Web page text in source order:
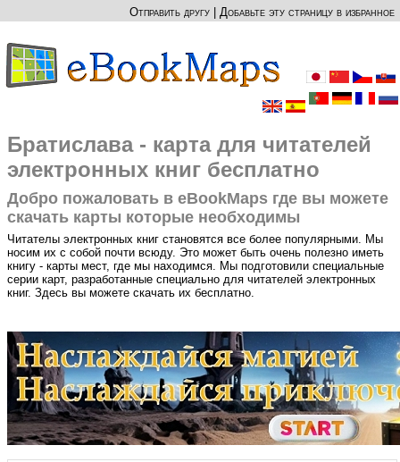
Отправить другу Добавьте эту страницу в избранное
Братислава - карта для читателей
электронных книг бесплатно
Добро пожаловать в eBookMaps где вы можете
скачать карты которые необходимы
Читателы электронных книг становятся все более популярными. Мы
носим их с собой почти всюду. Это может быть очень полезно иметь
книгу - карты мест, где мы находимся. Мы подготовили специальные
серии карт, разработанные специально для читателей электронных
книг. Здесь вы можете скачать их бесплатно.